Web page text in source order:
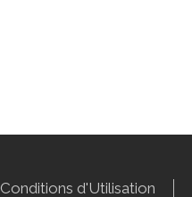
Conditions d'Utilisation